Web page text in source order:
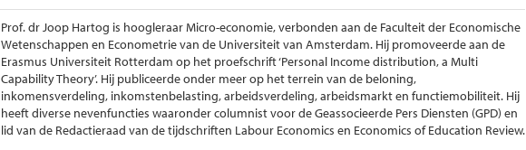
Prof. dr Joop Hartog is hoogleraar Micro-economie, verbonden aan de Faculteit der Economische
Wetenschappen en Econometrie van de Universiteit van Amsterdam. Hij promoveerde aan de
Erasmus Universiteit Rotterdam op het proefschrift ‘Personal Income distribution, a Multi
Capability Theory’. Hij publiceerde onder meer op het terrein van de beloning,
inkomensverdeling, inkomstenbelasting, arbeidsverdeling, arbeidsmarkt en functiemobiliteit. Hij
heeft diverse nevenfuncties waaronder columnist voor de Geassocieerde Pers Diensten (GPD) en
lid van de Redactieraad van de tijdschriften Labour Economics en Economics of Education Review.